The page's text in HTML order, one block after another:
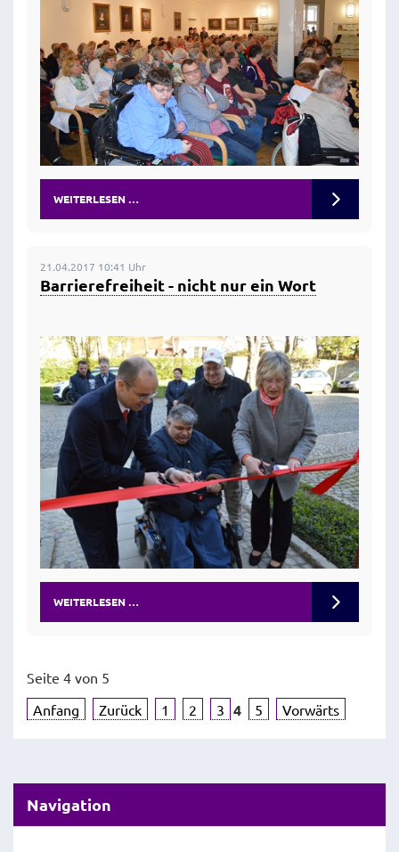
WEITERLESEN …
21.04.2017 10:41 Uhr
Barrierefreiheit - nicht nur ein Wort
WEITERLESEN …
Seite 4 von 5
Anfang
Zurück 1 2 3 4 5 Vorwärts
Navigation